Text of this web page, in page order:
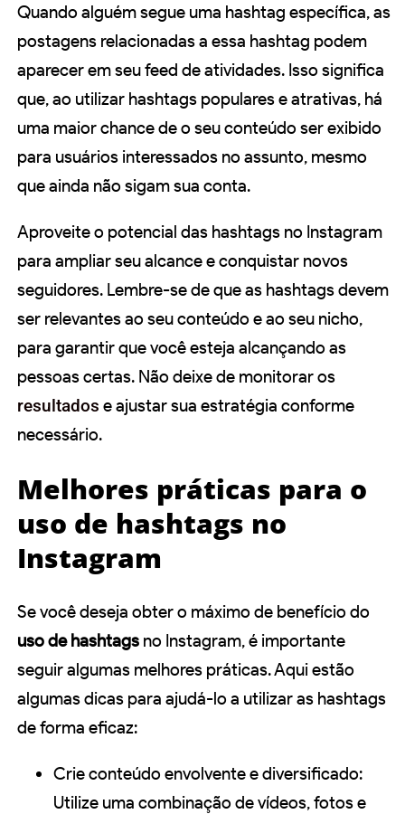
Quando alguém segue uma hashtag específica, as
postagens relacionadas a essa hashtag podem
aparecer em seu feed de atividades. Isso significa
que, ao utilizar hashtags populares e atrativas, há
uma maior chance de o seu conteúdo ser exibido
para usuários interessados no assunto, mesmo
que ainda não sigam sua conta.
Aproveite o potencial das hashtags no Instagram
para ampliar seu alcance e conquistar novos
seguidores. Lembre-se de que as hashtags devem
ser relevantes ao seu conteúdo e ao seu nicho,
para garantir que você esteja alcançando as
pessoas certas. Não deixe de monitorar os
resultados e ajustar sua estratégia conforme
necessário.
Melhores práticas para o
uso de hashtags no
Instagram
Se você deseja obter o máximo de benefício do
uso de hashtags no Instagram, é importante
seguir algumas melhores práticas. Aqui estão
algumas dicas para ajudá-lo a utilizar as hashtags
de forma eficaz:
Crie conteúdo envolvente e diversificado:
Utilize uma combinação de vídeos, fotos e